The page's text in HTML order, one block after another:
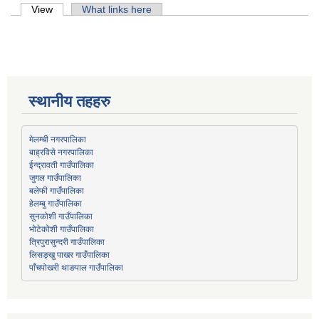
Primary tabs
View (active tab)What links here
स्थानीय तहहरु
मेलम्ची नगरपालिका
बाह्रविसे नगरपालिका
ईन्द्रावती गाउँपालिका
जुगल गाउँपालिका
बलेफी गाउँपालिका
हेलम्बु गाउँपालिका
सुनकोशी गाउँपालिका
भोटेकोशी गाउँपालिका
त्रिपुरासुन्दरी गाउँपालिका
लिसङ्खु पाखर गाउँपालिका
पाँचपोखरी थाङपाल गाउँपालिका